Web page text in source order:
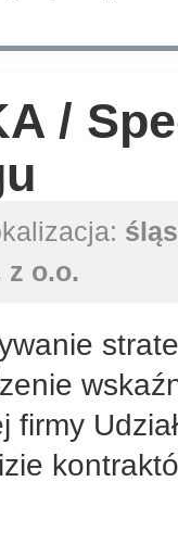
/
z o.o.
firmy